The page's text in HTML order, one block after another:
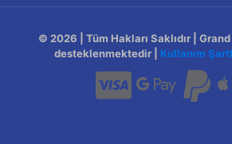
© 2026 | Tüm Hakları Saklıdır |
desteklenmektedir | Kullanım